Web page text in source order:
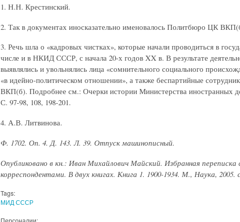
1. Н.Н. Крестинский.
2. Так в документах иносказательно именовалось Политбюро ЦК
3. Речь шла о «кадровых чистках», которые начали проводиться в
числе и в НКИД СССР, с начала 20-х годов XX в. В результате
выявлялись и увольнялись лица «сомнительного социального
«в идейно-политическом отношении», а также беспартийные
ВКП(б). Подробнее см.: Очерки истории Министерства иностранных
С. 97-98, 108, 198-201.
4. А.В. Литвинова.
Ф. 1702. Оп. 4. Д. 143. Л. 39. Отпуск машинописный.
Опубликовано в кн.: Иван Михайлович Майский. Избранная переписка
корреспондентами. В двух книгах. Книга 1. 1900-1934. М., Наука, 2005.
Tags:
МИД СССР